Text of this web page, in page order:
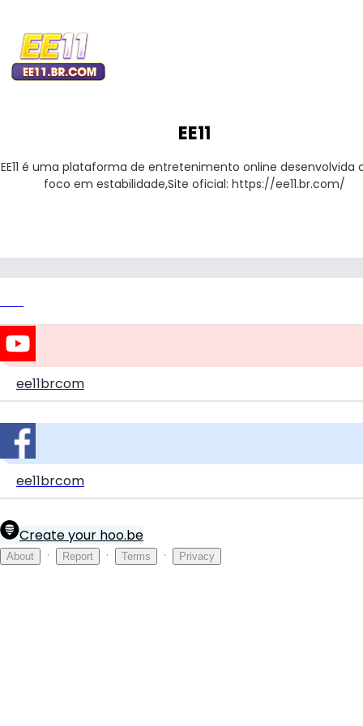
EE11
EE11 é uma plataforma de entretenimento online desenvolvida
foco em estabilidade,Site oficial: https://ee11.br.com/
ee11brcom
ee11brcom
Create your hoo.be
About · Report · Terms · Privacy